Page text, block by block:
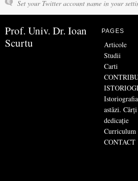
Set your Twitter account name in your
Prof. Univ. Dr. Ioan
Scurtu
PAGES
Articole
Studii
Carti
astăzi.
dedicație
Curriculum
CONTACT